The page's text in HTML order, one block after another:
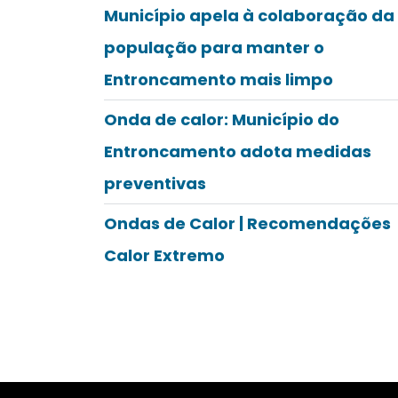
Município apela à colaboração da
população para manter o
Entroncamento mais limpo
Onda de calor: Município do
Entroncamento adota medidas
preventivas
Ondas de Calor | Recomendações
Calor Extremo